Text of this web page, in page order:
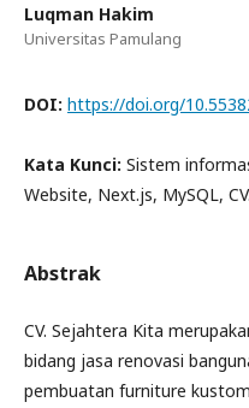
Luqman Hakim
Universitas Pamulang
DOI: https://doi.org/
Kata Kunci: Sistem
Website, Next.js, MySQL,
Abstrak
CV. Sejahtera Kita
bidang jasa renovasi
pembuatan furniture